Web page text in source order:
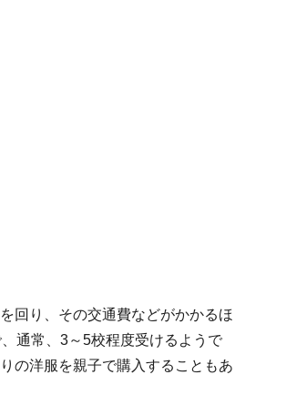
回り、その交通費などがかかるほ
通常、3～5校程度受けるようで
の洋服を親子で購入することもあ